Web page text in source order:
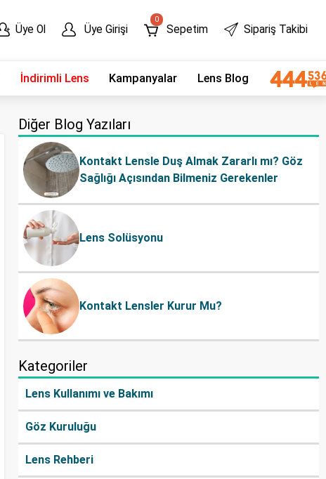
Üye Ol Üye Girişi
0
Sepetim Sipariş Takibi
İndirimli Lens Kampanyalar Lens Blog
Diğer Blog Yazıları
Kontakt Lensle Duş Almak Zararlı mı? Göz
Sağlığı Açısından Bilmeniz Gerekenler
Lens Solüsyonu
Kontakt Lensler Kurur Mu?
Kategoriler
Lens Kullanımı ve Bakımı
Göz Kuruluğu
Lens Rehberi